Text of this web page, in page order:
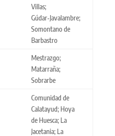
Villas;
Gúdar‑Javalambre;
Somontano de
Barbastro
Mestrazgo;
Matarraña;
Sobrarbe
Comunidad de
Calatayud; Hoya
de Huesca; La
Jacetania; La